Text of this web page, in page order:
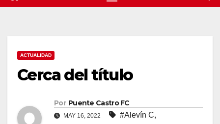
ACTUALIDAD
Cerca del título
Por Puente Castro FC
MAY 16, 2022 #Alevín C,